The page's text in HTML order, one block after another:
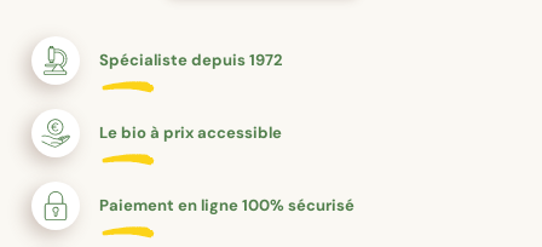
Spécialiste depuis 1972
Le bio à prix accessible
Paiement en ligne 100% sécurisé